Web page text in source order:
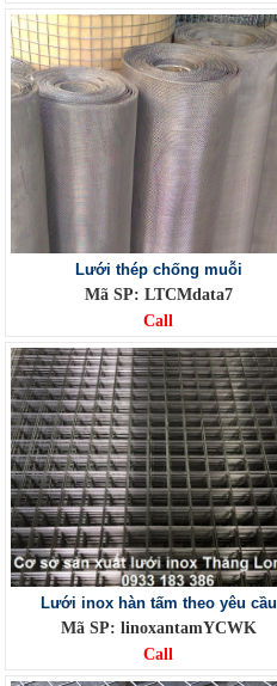
Lưới thép chống muỗi
Mã SP: LTCMdata7
Call
Lưới inox hàn tấm theo yêu cầu
Mã SP: linoxantamYCWK
Call